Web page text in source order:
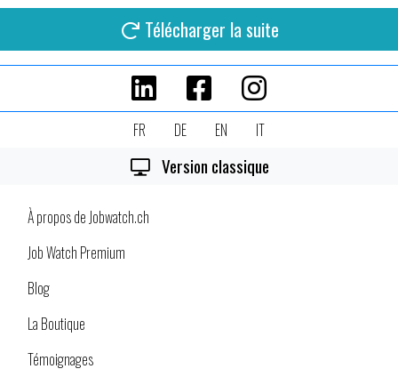
Télécharger la suite
FR DE EN IT
Version classique
À propos de Jobwatch.ch
Job Watch Premium
Blog
La Boutique
Témoignages